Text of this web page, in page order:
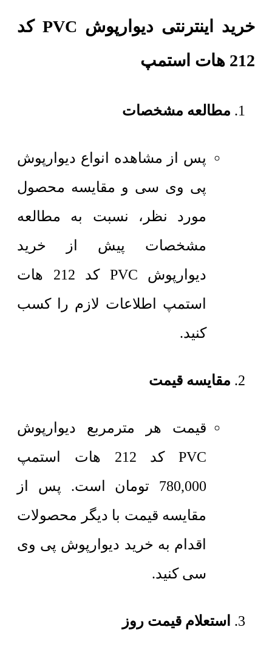
خرید اینترنتی دیوارپوش PVC کد
212 هات استمپ
مطالعه مشخصات
پس از مشاهده انواع دیوارپوش
پی وی سی و مقایسه محصول
مورد نظر، نسبت به مطالعه
مشخصات پیش از خرید
دیوارپوش PVC کد 212 هات
استمپ اطلاعات لازم را کسب
کنید.
مقایسه قیمت
قیمت هر مترمربع دیوارپوش
PVC کد 212 هات استمپ
780,000
تومان است. پس از
مقایسه قیمت با دیگر محصولات
اقدام به خرید دیوارپوش پی وی
سی کنید.
استعلام قیمت روز